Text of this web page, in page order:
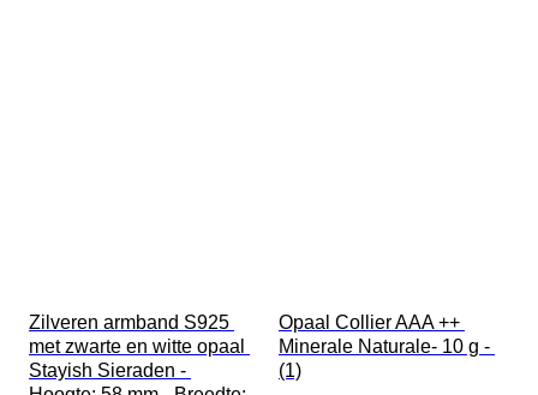
Zilveren armband S925
met zwarte en witte opaal
Stayish Sieraden -
Opaal Collier AAA ++
Minerale Naturale- 10 g -
(1)